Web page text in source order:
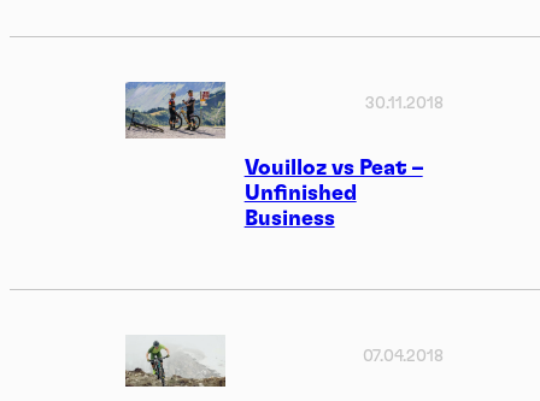
Vouilloz vs Peat –
Unfinished
Business
30.11.2018
07.04.2018